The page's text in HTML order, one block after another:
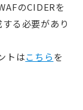
のCIDERを
る必要があり
トはこちらを